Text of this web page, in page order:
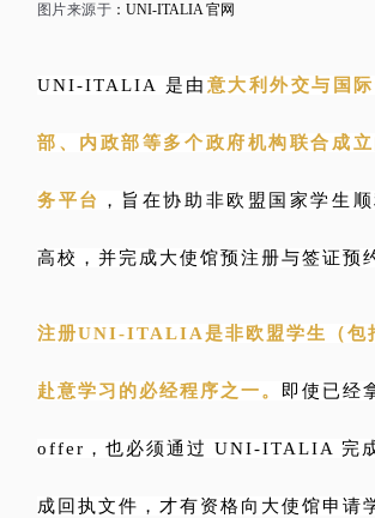
图片来源于 ：UNI-ITALIA 官网
UNI-ITALIA 是由 意大利外交与国
部、内政部等多个政府机构联合成
务平台 ，旨在协助非欧盟国家学生
高校，并完成大使馆预注册与签证预
注册UNI-ITALIA是非欧盟学生（包
赴意学习的必经程序之一。 即使已经
offer，也必须通过 UNI-ITALIA 完
成回执文件，才有资格向大使馆申请